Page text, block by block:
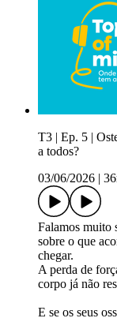
T3 | Ep. 5 |
a todos? ​
03/06/2026
Falamos muito
sobre o que
chegar.​
A perda de
corpo já não
E se os seus